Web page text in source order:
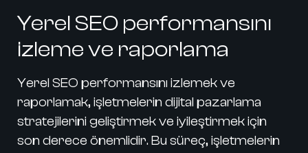
Yerel SEO performansını
izleme ve raporlama
Yerel SEO performansını izlemek ve
raporlamak, işletmelerin dijital pazarlama
stratejilerini geliştirmek ve iyileştirmek için
son derece önemlidir. Bu süreç, işletmelerin